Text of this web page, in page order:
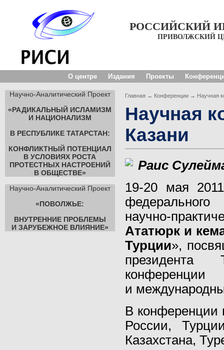
РОССИЙСКИЙ
ПРИВОЛЖСКИЙ
О центре Издания Проекты
Главная → Конференции → Научная
Научная
Казани
Раис
19-20 мая
федерального
научно-
Ататюрк и
Турции»,
президента
и
В конференции
России,
Казахстана,
Научно-Аналитический Проект
«РАДИКАЛЬНЫЙ ИСЛАМИЗМ
И НАЦИОНАЛИЗМ
В РЕСПУБЛИКЕ ТАТАРСТАН:
КОНФЛИКТНЫЙ ПОТЕНЦИАЛ
В УСЛОВИЯХ РОСТА
ПРОТЕСТНЫХ НАСТРОЕНИЙ
В ОБЩЕСТВЕ»
Научно-Аналитический Проект
«ПОВОЛЖЬЕ:
ВНУТРЕННИЕ ПРОБЛЕМЫ
И ЗАРУБЕЖНОЕ ВЛИЯНИЕ»